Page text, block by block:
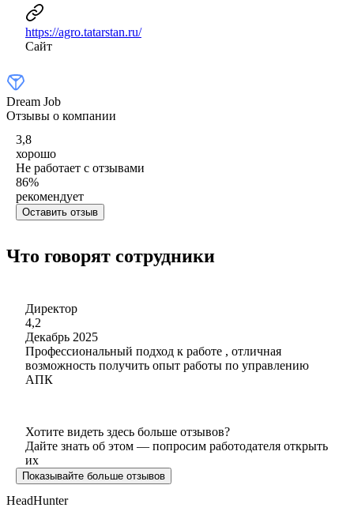
https://agro.tatarstan.ru/
Сайт
Dream Job
Отзывы о компании
3,8
хорошо
Не работает с отзывами
86%
рекомендует
Оставить отзыв
Что говорят сотрудники
Директор
4,2
Декабрь 2025
Профессиональный подход к работе , отличная
возможность получить опыт работы по управлению
АПК
Хотите видеть здесь больше отзывов?
Дайте знать об этом — попросим работодателя открыть
их
Показывайте больше отзывов
HeadHunter